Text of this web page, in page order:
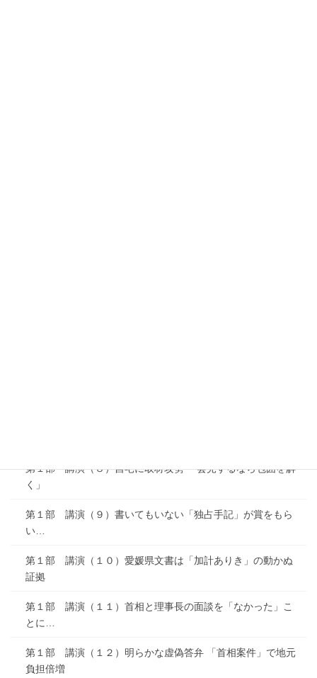
第１部 講演（８）自宅に取材攻勢 「会見するなら包囲を解
く」
第１部 講演（９）書いてもいない「独占手記」が賞をもら
い…
第１部 講演（１０）愛媛県文書は「加計ありき」の動かぬ
証拠
第１部 講演（１１）首相と理事長の面談を「なかった」こ
とに…
第１部 講演（１２）明らかな虚偽答弁 「首相案件」で地元
負担倍増